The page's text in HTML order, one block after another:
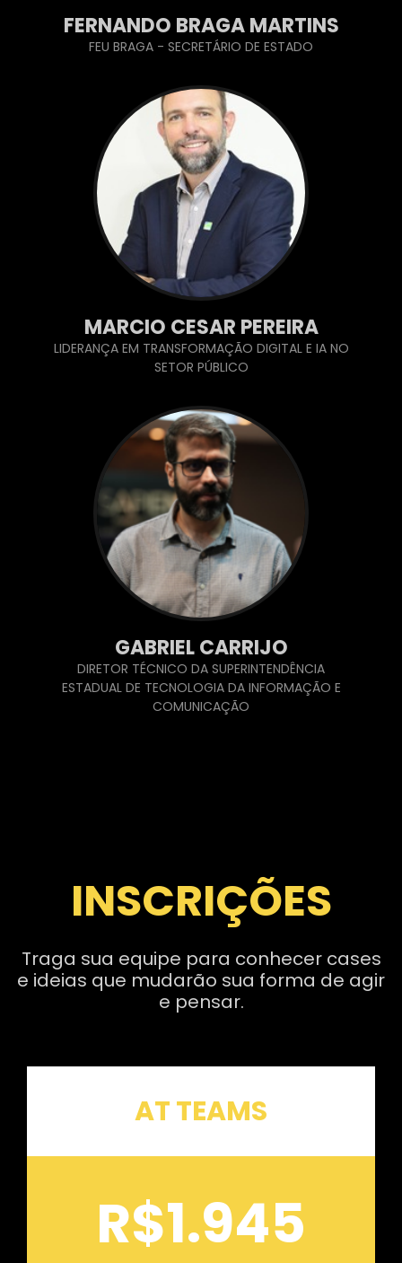
FERNANDO BRAGA MARTINS
FEU BRAGA - SECRETÁRIO DE ESTADO
MARCIO CESAR PEREIRA
LIDERANÇA EM TRANSFORMAÇÃO DIGITAL E IA NO
SETOR PÚBLICO
GABRIEL CARRIJO
DIRETOR TÉCNICO DA SUPERINTENDÊNCIA
ESTADUAL DE TECNOLOGIA DA INFORMAÇÃO E
COMUNICAÇÃO
INSCRIÇÕES
Traga sua equipe para conhecer cases
e ideias que mudarão sua forma de agir
e pensar.
AT TEAMS
R$1.945